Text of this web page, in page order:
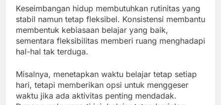
Keseimbangan hidup membutuhkan rutinitas yang
stabil namun tetap fleksibel. Konsistensi membantu
membentuk kebiasaan belajar yang baik,
sementara fleksibilitas memberi ruang menghadapi
hal-hal tak terduga.
Misalnya, menetapkan waktu belajar tetap setiap
hari, tetapi memberikan opsi untuk menggeser
waktu jika ada aktivitas penting mendadak.